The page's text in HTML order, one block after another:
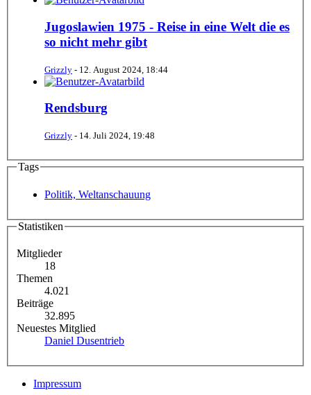
Jugoslawien 1975 - Reise in eine Welt die es
so nicht mehr gibt
Grizzly - 12. August 2024, 18:44
Rendsburg
Grizzly - 14. Juli 2024, 19:48
Tags
Politik, Weltanschauung
Statistiken
Mitglieder
18
Themen
4.021
Beiträge
32.895
Neuestes Mitglied
Daniel Dusentrieb
Impressum